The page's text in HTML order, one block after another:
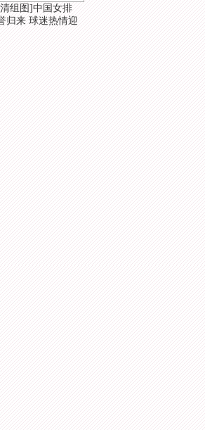
组图]中国女排
归来 球迷热情迎